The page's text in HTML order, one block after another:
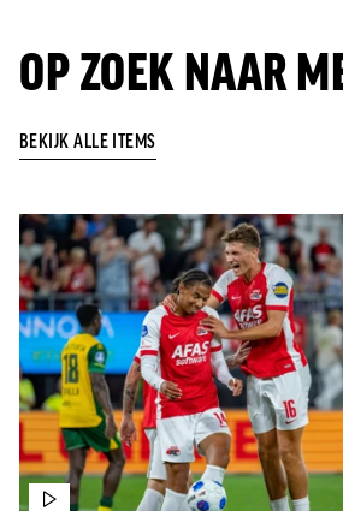
OP ZOEK NAAR
BEKIJK ALLE ITEMS